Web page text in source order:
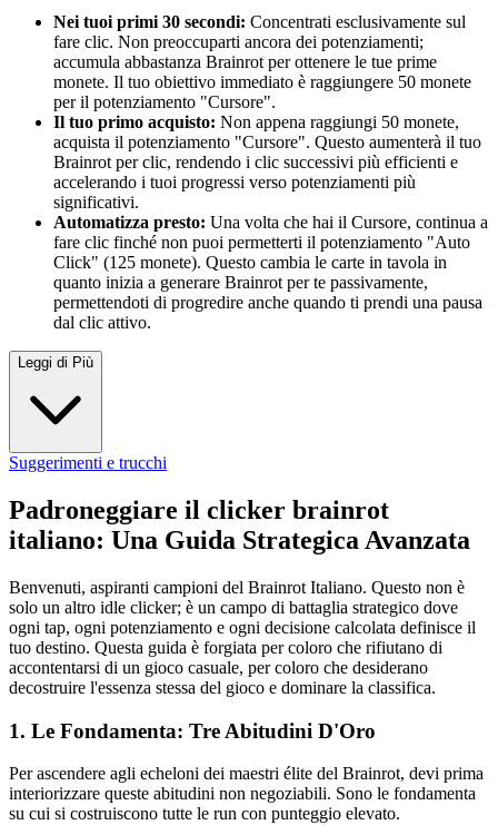
Nei tuoi primi 30 secondi: Concentrati esclusivamente sul
fare clic. Non preoccuparti ancora dei potenziamenti;
accumula abbastanza Brainrot per ottenere le tue prime
monete. Il tuo obiettivo immediato è raggiungere 50 monete
per il potenziamento "Cursore".
Il tuo primo acquisto: Non appena raggiungi 50 monete,
acquista il potenziamento "Cursore". Questo aumenterà il tuo
Brainrot per clic, rendendo i clic successivi più efficienti e
accelerando i tuoi progressi verso potenziamenti più
significativi.
Automatizza presto: Una volta che hai il Cursore, continua a
fare clic finché non puoi permetterti il potenziamento "Auto
Click" (125 monete). Questo cambia le carte in tavola in
quanto inizia a generare Brainrot per te passivamente,
permettendoti di progredire anche quando ti prendi una pausa
dal clic attivo.
Leggi di Più
Suggerimenti e trucchi
Padroneggiare il clicker brainrot
italiano: Una Guida Strategica Avanzata
Benvenuti, aspiranti campioni del Brainrot Italiano. Questo non è
solo un altro idle clicker; è un campo di battaglia strategico dove
ogni tap, ogni potenziamento e ogni decisione calcolata definisce il
tuo destino. Questa guida è forgiata per coloro che rifiutano di
accontentarsi di un gioco casuale, per coloro che desiderano
decostruire l'essenza stessa del gioco e dominare la classifica.
1. Le Fondamenta: Tre Abitudini D'Oro
Per ascendere agli echeloni dei maestri élite del Brainrot, devi prima
interiorizzare queste abitudini non negoziabili. Sono le fondamenta
su cui si costruiscono tutte le run con punteggio elevato.